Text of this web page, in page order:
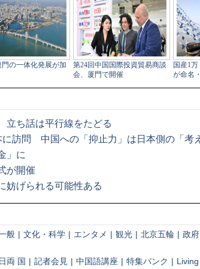
ち話は平行線をたどる
訪問 中国への「抑止力」は日本側の「考
」に
が開催
妨げられる可能性ある
般 | 文化・科学 | エンタメ | 観光 | 北京五輪 | 政
両 国 | 記者会見 | 中国語講座 | 特集バンク |